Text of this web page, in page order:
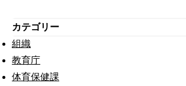
カテゴリー
組織
教育庁
体育保健課